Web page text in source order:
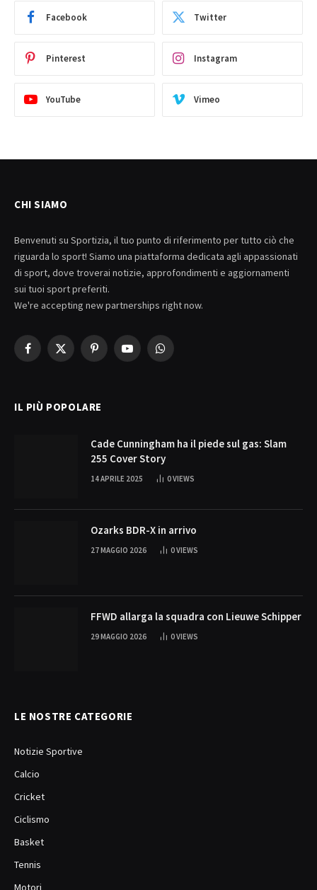
Facebook Twitter
Pinterest Instagram
YouTube Vimeo
CHI SIAMO
Benvenuti su Sportizia, il tuo punto di riferimento per tutto ciò che
riguarda lo sport! Siamo una piattaforma dedicata agli appassionati
di sport, dove troverai notizie, approfondimenti e aggiornamenti
sui tuoi sport preferiti.
We're accepting new partnerships right now.
Facebook
X
PinterestYouTubeWhatsApp
IL PIÙ POPOLARE
Cade Cunningham ha il piede sul gas: Slam
255 Cover Story
14 APRILE 2025 0VIEWS
Ozarks BDR-X in arrivo
27 MAGGIO 2026 0VIEWS
FFWD allarga la squadra con Lieuwe Schipper
29 MAGGIO 2026 0VIEWS
LE NOSTRE CATEGORIE
Notizie Sportive
Calcio
Cricket
Ciclismo
Basket
Tennis
Motori